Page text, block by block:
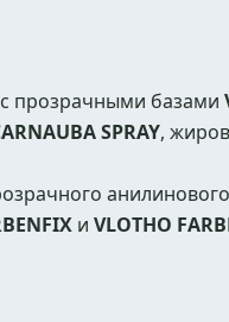
прозрачными базами
SPRAY,
и VLOTHO